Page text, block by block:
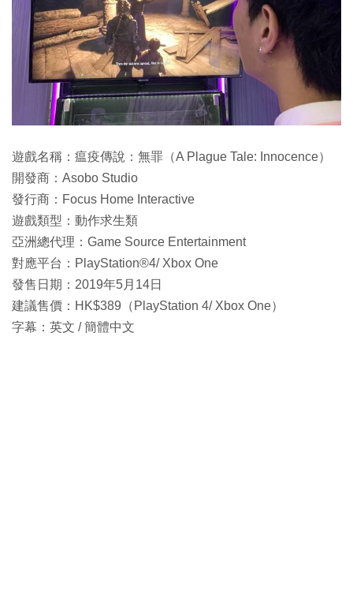
遊戲名稱：瘟疫傳說：無罪（A Plague Tale: Innocence）
開發商：Asobo Studio
發行商：Focus Home Interactive
遊戲類型：動作求生類
亞洲總代理：Game Source Entertainment
對應平台：PlayStation®4/ Xbox One
發售日期：2019年5月14日
建議售價：HK$389（PlayStation 4/ Xbox One）
字幕：英文 / 簡體中文